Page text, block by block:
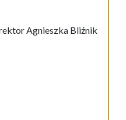
Agnieszka Bliźnik